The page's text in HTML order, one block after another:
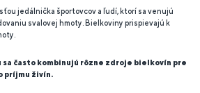
jedálnička športovcov a ľudí, ktorí sa venujú
svalovej hmoty. Bielkoviny prispievajú k
často kombinujú rôzne zdroje bielkovín pre
príjmu živín.